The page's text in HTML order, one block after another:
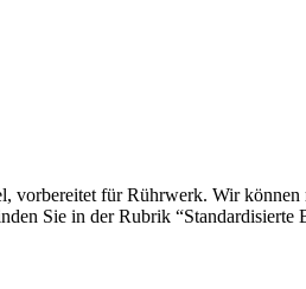
für Rührwerk. Wir
Sie in der Rubrik “Standardisierte